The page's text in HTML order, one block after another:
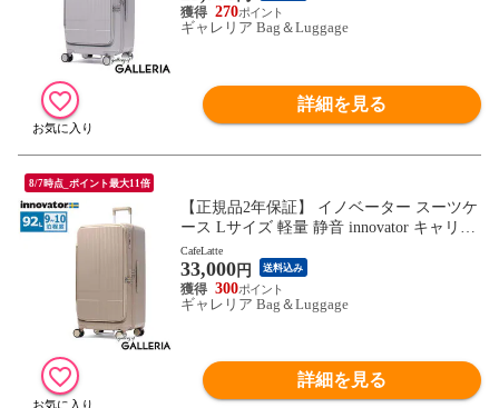
Extreme Journey 75L Middle INV650DOR
270
ギャレリア Bag＆Luggage
詳細を見る
8/7時点_ポイント最大11倍
【正規品2年保証】 イノベーター スーツケ
ース Lサイズ 軽量 静音 innovator キャリー
ケース 大容量 マット ブランド TSA フロ
ントオープン ストッパー付き 9泊 10泊 Ext
reme Journey 92L Large INV750DOR
CafeLatte
33,000円 送料込み
300
ギャレリア Bag＆Luggage
詳細を見る